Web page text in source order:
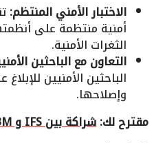
الاختبار الأمني المنتظم:
أمنية منتظمة على
الثغرات الأمنية.
التعاون مع الباحثين
الباحثين الأمنيين
وإصلاحها.
مقترح لك:شراكة بين IFS و SBM